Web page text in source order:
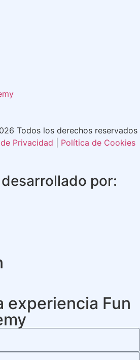
Todos los derechos reservados
Privacidad Política de Cookies
por:
experiencia Fun